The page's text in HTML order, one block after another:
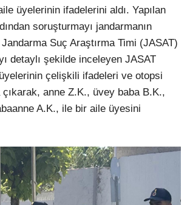
üyelerinin ifadelerini aldı. Yapılan
soruşturmayı jandarmanın
Suç Araştırma Timi (JASAT)
detaylı şekilde inceleyen JASAT
çelişkili ifadeleri ve otopsi
anne Z.K., üvey baba B.K.,
A.K., ile bir aile üyesini